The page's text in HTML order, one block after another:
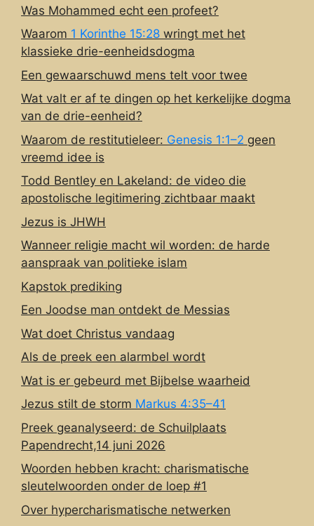
Was Mohammed echt een profeet?
Waarom 1 Korinthe 15:28 wringt met het
klassieke drie-eenheidsdogma
Een gewaarschuwd mens telt voor twee
Wat valt er af te dingen op het kerkelijke dogma
van de drie-eenheid?
Waarom de restitutieleer: Genesis 1:1–2 geen
vreemd idee is
Todd Bentley en Lakeland: de video die
apostolische legitimering zichtbaar maakt
Jezus is JHWH
Wanneer religie macht wil worden: de harde
aanspraak van politieke islam
Kapstok prediking
Een Joodse man ontdekt de Messias
Wat doet Christus vandaag
Als de preek een alarmbel wordt
Wat is er gebeurd met Bijbelse waarheid
Jezus stilt de storm Markus 4:35–41
Preek geanalyseerd: de Schuilplaats
Papendrecht,14 juni 2026
Woorden hebben kracht: charismatische
sleutelwoorden onder de loep #1
Over hypercharismatische netwerken